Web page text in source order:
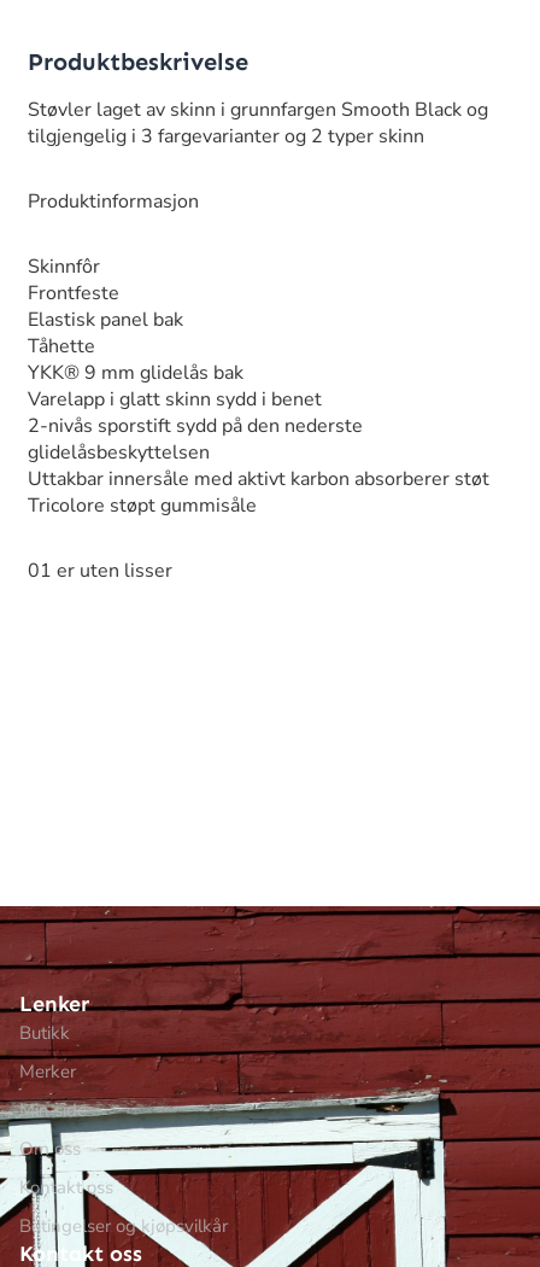
Produktbeskrivelse
Støvler laget av skinn i grunnfargen Smooth Black og
tilgjengelig i 3 fargevarianter og 2 typer skinn
Produktinformasjon
Skinnfôr
Frontfeste
Elastisk panel bak
Tåhette
YKK® 9 mm glidelås bak
Varelapp i glatt skinn sydd i benet
2-nivås sporstift sydd på den nederste
glidelåsbeskyttelsen
Uttakbar innersåle med aktivt karbon absorberer støt
Tricolore støpt gummisåle
01 er uten lisser
Lenker
Butikk
Merker
Min side
Om oss
Kontakt oss
Betingelser og kjøpsvilkår
Kontakt oss